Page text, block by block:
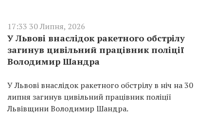
17:33 30 Липня, 2026
У Львові внаслідок ракетного обстрілу
загинув цивільний працівник поліції
Володимир Шандра
У Львові внаслідок ракетного обстрілу в ніч на 30
липня загинув цивільний працівник поліції
Львівщини Володимир Шандра.